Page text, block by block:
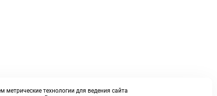
метрические технологии для ведения сайта